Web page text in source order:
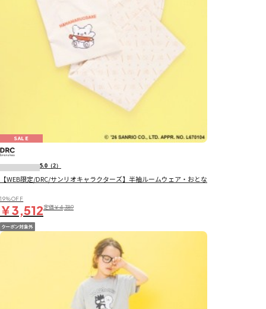
SALE
5.0 （2）
【WEB限定/DRC/サンリオキャラクターズ】半袖ルームウェア・おとな
19％OFF
￥3,512定価￥4,389